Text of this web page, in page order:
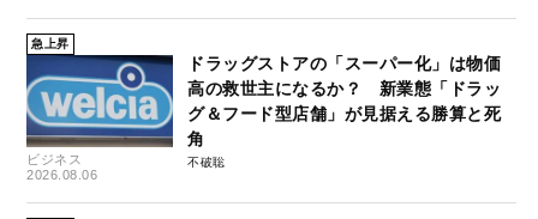
急上昇
ビジネス
2026.08.06
ドラッグストアの「スーパー化」は物価
高の救世主になるか？ 新業態「ドラッ
グ＆フード型店舗」が見据える勝算と死
角
不破聡